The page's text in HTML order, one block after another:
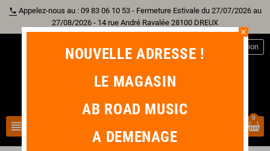
phone Appelez-nous au : 09 83 06 10 53 - Fermeture Estivale du 27/07/2026 au
27/08/2026 - 14 rue André Ravalée 28100 DREUX
view_headline
Connexion
0
close
NOUVELLE ADRESSE !
LE MAGASIN
AB ROAD MUSIC
A DEMENAGE